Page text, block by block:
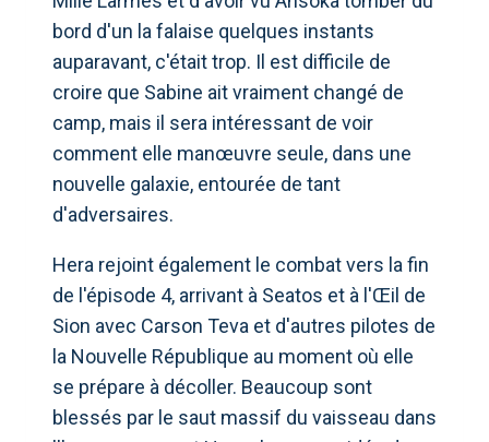
bord d'un la falaise quelques instants
auparavant, c'était trop. Il est difficile de
croire que Sabine ait vraiment changé de
camp, mais il sera intéressant de voir
comment elle manœuvre seule, dans une
nouvelle galaxie, entourée de tant
d'adversaires.
Hera rejoint également le combat vers la fin
de l'épisode 4, arrivant à Seatos et à l'Œil de
Sion avec Carson Teva et d'autres pilotes de
la Nouvelle République au moment où elle
se prépare à décoller. Beaucoup sont
blessés par le saut massif du vaisseau dans